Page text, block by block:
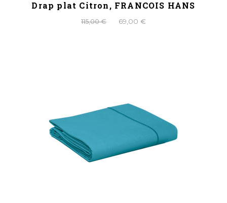
Drap plat Citron, FRANCOIS HANS
115,00 € 69,00 €